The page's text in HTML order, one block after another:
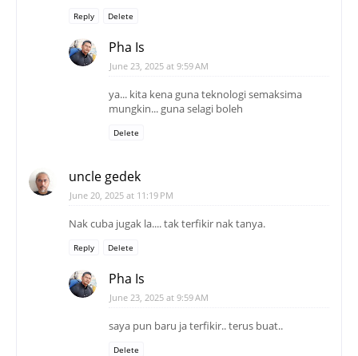
Reply Delete
Pha Is
June 23, 2025 at 9:59 AM
ya... kita kena guna teknologi semaksima
mungkin... guna selagi boleh
Delete
uncle gedek
June 20, 2025 at 11:19 PM
Nak cuba jugak la.... tak terfikir nak tanya.
Reply Delete
Pha Is
June 23, 2025 at 9:59 AM
saya pun baru ja terfikir.. terus buat..
Delete